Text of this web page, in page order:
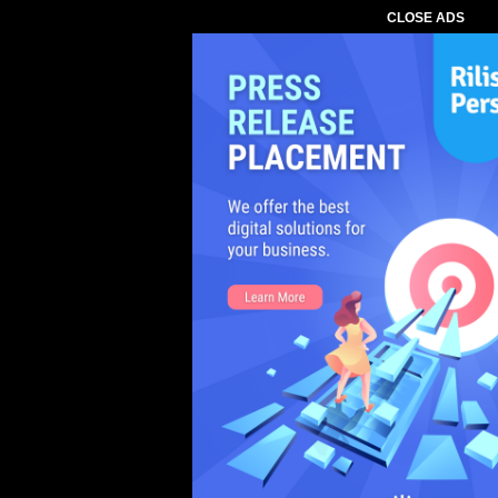
CLOSE ADS